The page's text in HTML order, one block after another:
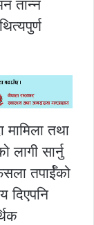
तान्न
तथा
लागी सार्नु
तपार्ईँको
दिएपनि